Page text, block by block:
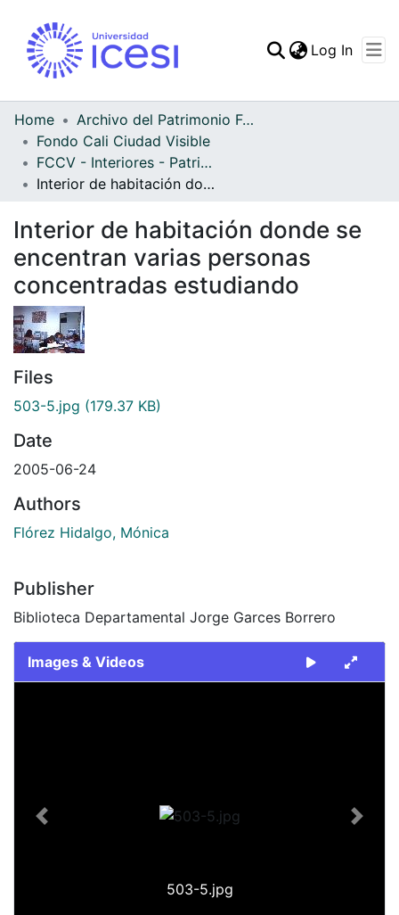
Log In
Home
Archivo del Patrimonio Fotográfico y Fílmico del Valle del Cauca
Fondo Cali Ciudad Visible
FCCV - Interiores - Patrimonial
Interior de habitación donde se encentran varias personas concentradas estudiando
Interior de habitación donde se
encentran varias personas
concentradas estudiando
Files
503-5.jpg (179.37 KB)
Date
2005-06-24
Authors
Flórez Hidalgo, Mónica
Publisher
Biblioteca Departamental Jorge Garces Borrero
Images & Videos
503-5.jpg
Previous Next